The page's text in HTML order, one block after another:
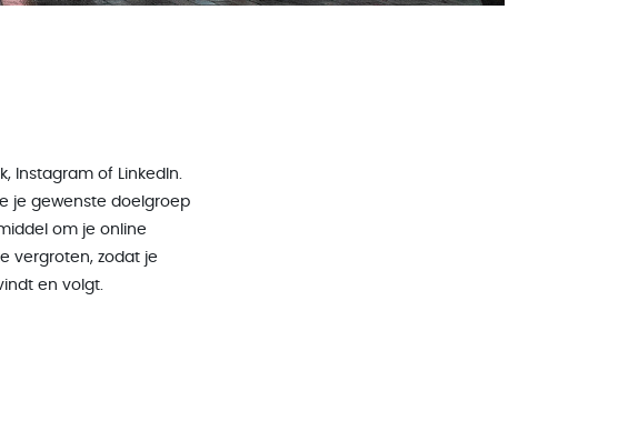
Instagram of LinkedIn.
je gewenste doelgroep
om je online
vergroten, zodat je
en volgt.